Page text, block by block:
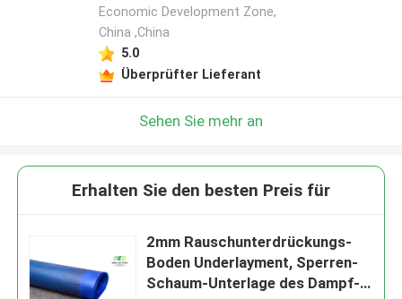
Economic Development Zone,
China ,China
5.0
Überprüfter Lieferant
Sehen Sie mehr an
Erhalten Sie den besten Preis für
2mm Rauschunterdrückungs-
Boden Underlayment, Sperren-
Schaum-Unterlage des Dampf-